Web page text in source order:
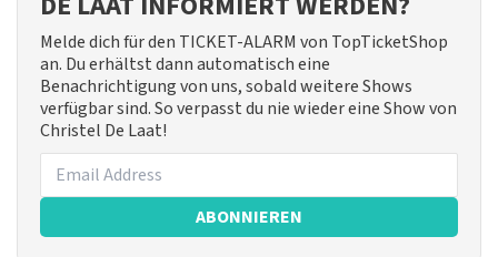
Melde dich für den TICKET-ALARM von TopTicketShop
an. Du erhältst dann automatisch eine
Benachrichtigung von uns, sobald weitere Shows
verfügbar sind. So verpasst du nie wieder eine Show von
Christel De Laat!
ABONNIEREN